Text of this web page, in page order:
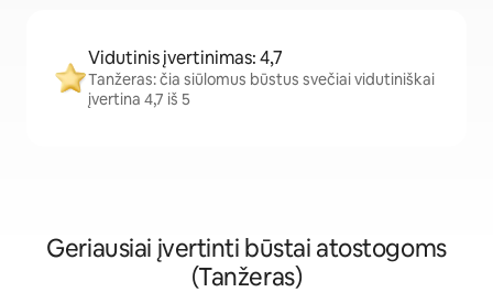
Vidutinis įvertinimas: 4,7
Tanžeras: čia siūlomus būstus svečiai vidutiniškai
įvertina 4,7 iš 5
Geriausiai įvertinti būstai atostogoms
(Tanžeras)